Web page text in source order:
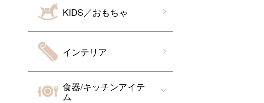
KIDS／おもちゃ
インテリア
食器/キッチンアイテ
ム